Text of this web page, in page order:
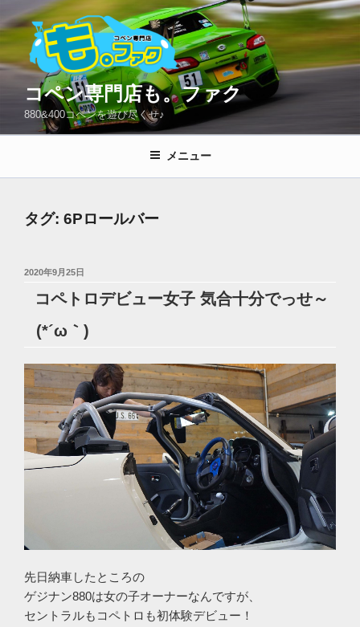
ン
テ
ン
プ
コペン専門店も。ファク
880&400コペンを遊び尽くせ♪
メニュー
タグ: 6Pロールバー
投
2020年9月25日
コペトロデビュー女子 気合十分でっせ～
(*´ω｀)
先日納車したところの
ゲジナン880は女の子オーナーなんですが、
セントラルもコペトロも初体験デビュー！